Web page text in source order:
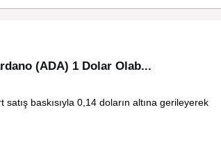
(ADA) 1 Dolar Olab...
baskısıyla 0,14 doların altına gerileyerek